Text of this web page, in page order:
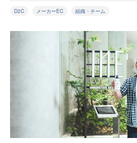
D2C メーカーEC 組織・チーム